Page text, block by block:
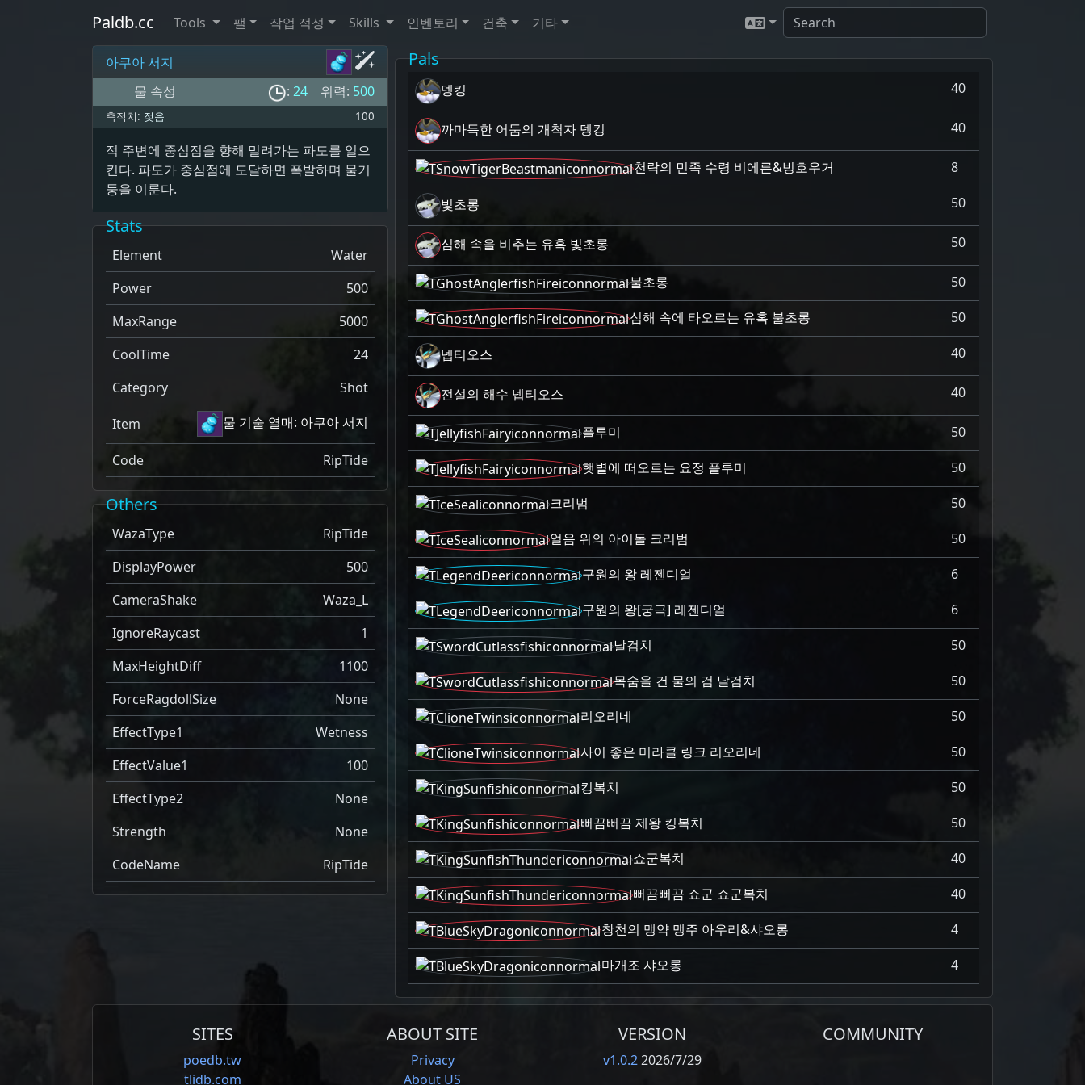
Paldb.cc Tools 팰 작업 적성 Skills 인벤토리 건축 기타
아쿠아 서지
물 속성
: 24 위력: 500
축적치: 젖음 100
적 주변에 중심점을 향해 밀려가는 파도를 일으
킨다. 파도가 중심점에 도달하면 폭발하며 물기
둥을 이룬다.
Stats
Element
Water
Power
500
MaxRange
5000
CoolTime
24
Category
Shot
Item 물 기술 열매: 아쿠아 서지
Code RipTide
Others
WazaType
RipTide
DisplayPower
500
CameraShake
Waza_L
IgnoreRaycast
1
MaxHeightDiff
1100
ForceRagdollSize
None
EffectType1
Wetness
EffectValue1
100
EffectType2
None
Strength
None
CodeName
RipTide
Pals
뎅킹 40
까마득한 어둠의 개척자 뎅킹 40
천락의 민족 수령 비에른&빙호우거 8
빛초롱 50
심해 속을 비추는 유혹 빛초롱 50
불초롱
50
심해 속에 타오르는 유혹 불초롱
50
넵티오스 40
전설의 해수 넵티오스 40
플루미
50
햇볕에 떠오르는 요정 플루미
50
크리범
50
얼음 위의 아이돌 크리범
50
구원의 왕 레젠디얼
6
구원의 왕[궁극] 레젠디얼
6
날검치
50
목숨을 건 물의 검 날검치
50
리오리네
50
사이 좋은 미라클 링크 리오리네
50
킹복치
50
뻐끔뻐끔 제왕 킹복치
50
쇼군복치
40
뻐끔뻐끔 쇼군 쇼군복치
40
창천의 맹약 맹주 아우리&샤오롱
4
마개조 샤오롱
4
SITES
poedb.tw
tlidb.com
ABOUT SITE
Privacy
About US
VERSION
v1.0.22026/7/29
COMMUNITY